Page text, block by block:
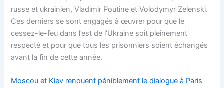
russe et ukrainien, Vladimir Poutine et Volodymyr Zelenski.
Ces derniers se sont engagés à œuvrer pour que le
cessez-le-feu dans l’est de l’Ukraine soit pleinement
respecté et pour que tous les prisonniers soient échangés
avant la fin de cette année.
Moscou et Kiev renouent péniblement le dialogue à Paris